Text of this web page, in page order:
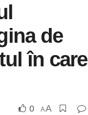
de
în care
0 AA